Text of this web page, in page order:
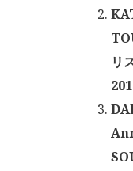
リ